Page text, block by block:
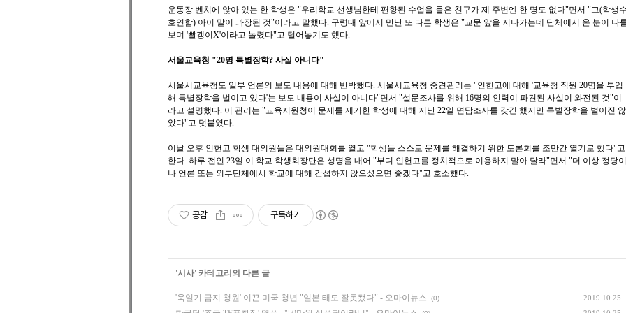
운동장 벤치에 앉아 있는 한 학생은 "우리학교 선생님한테 편향된 수업을 들은 친구가 제 주변엔 한 명도 없다"면서 "그(학생수
호연합) 아이 말이 과장된 것"이라고 말했다. 구령대 앞에서 만난 또 다른 학생은 "교문 앞을 지나가는데 단체에서 온 분이 나
보며 '빨갱이X'이라고 놀렸다"고 털어놓기도 했다.
서울교육청 "20명 특별장학? 사실 아니다"
서울시교육청도 일부 언론의 보도 내용에 대해 반박했다. 서울시교육청 중견관리는 "인헌고에 대해 '교육청 직원 20명을 투입
해 특별장학을 벌이고 있다'는 보도 내용이 사실이 아니다"면서 "설문조사를 위해 16명의 인력이 파견된 사실이 와전된 것"이
라고 설명했다. 이 관리는 "교육지원청이 문제를 제기한 학생에 대해 지난 22일 면담조사를 갖긴 했지만 특별장학을 벌이진 않
았다"고 덧붙였다.
이날 오후 인헌고 학생 대의원들은 대의원대회를 열고 "학생들 스스로 문제를 해결하기 위한 토론회를 조만간 열기로 했다"고
한다. 하루 전인 23일 이 학교 학생회장단은 성명을 내어 "부디 인헌고를 정치적으로 이용하지 말아 달라"면서 "더 이상 정당이
나 언론 또는 외부단체에서 학교에 대해 간섭하지 않으셨으면 좋겠다"고 호소했다.
공감 구독하기
'시사' 카테고리의 다른 글
'욱일기 금지 청원' 이끈 미국 청년 "일본 태도 잘못됐다" - 오마이뉴스 (0) 2019.10.25